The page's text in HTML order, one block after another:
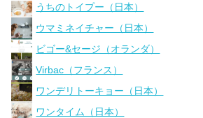
うちのトイプー（日本）
ウマミネイチャー（日本）
ビゴー&セージ（オランダ）
Virbac（フランス）
ワンデリトーキョー（日本）
ワンタイム（日本）